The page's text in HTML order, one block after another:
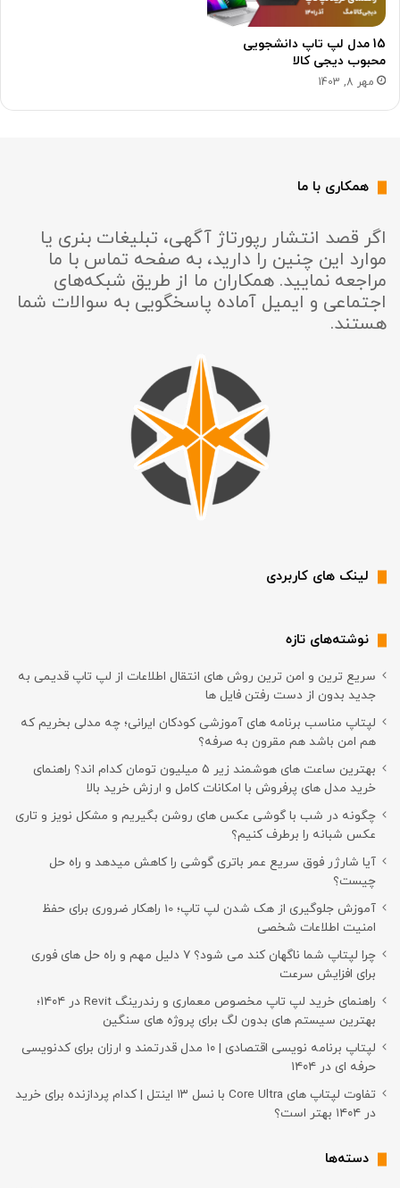
15 مدل لپ تاپ دانشجویی
محبوب دیجی کالا
مهر 8, 1403
همکاری با ما
اگر قصد انتشار رپورتاژ آگهی، تبلیغات بنری یا
موارد این چنین را دارید، به صفحه تماس با ما
مراجعه نمایید. همکاران ما از طریق شبکه‌های
اجتماعی و ایمیل آماده پاسخگویی به سوالات شما
هستند.
لینک های کاربردی
نوشته‌های تازه
سریع ترین و امن ترین روش های انتقال اطلاعات از لپ تاپ قدیمی به
جدید بدون از دست رفتن فایل ها
لپتاپ مناسب برنامه های آموزشی کودکان ایرانی؛ چه مدلی بخریم که
هم امن باشد هم مقرون به صرفه؟
بهترین ساعت های هوشمند زیر ۵ میلیون تومان کدام اند؟ راهنمای
خرید مدل های پرفروش با امکانات کامل و ارزش خرید بالا
چگونه در شب با گوشی عکس های روشن بگیریم و مشکل نویز و تاری
عکس شبانه را برطرف کنیم؟
آیا شارژر فوق سریع عمر باتری گوشی را کاهش میدهد و راه حل
چیست؟
آموزش جلوگیری از هک شدن لپ تاپ؛ 10 راهکار ضروری برای حفظ
امنیت اطلاعات شخصی
چرا لپتاپ شما ناگهان کند می شود؟ ۷ دلیل مهم و راه حل های فوری
برای افزایش سرعت
راهنمای خرید لپ تاپ مخصوص معماری و رندرینگ Revit در ۱۴۰۴؛
بهترین سیستم های بدون لگ برای پروژه های سنگین
لپتاپ برنامه نویسی اقتصادی | ۱۰ مدل قدرتمند و ارزان برای کدنویسی
حرفه ای در ۱۴۰۴
تفاوت لپتاپ های Core Ultra با نسل ۱۳ اینتل | کدام پردازنده برای خرید
در ۱۴۰۴ بهتر است؟
دسته‌ها